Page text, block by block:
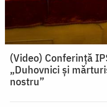
(Video) Conferinţă
„Duhovnici și
nostru”